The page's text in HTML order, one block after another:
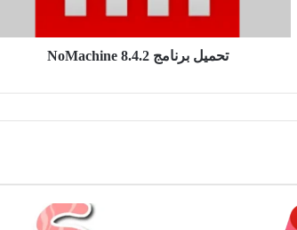
تحميل برنامج NoMachine 8.4.2